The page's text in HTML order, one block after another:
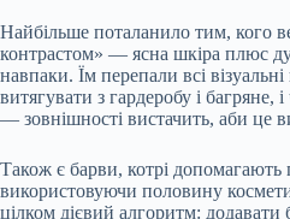
Найбільше поталанило тим, кого
контрастом» — ясна шкіра плюс
навпаки. Їм перепали всі
витягувати з гардеробу і багряне,
— зовнішності вистачить, аби це
Також є барви, котрі допомагають
використовуючи половину
цілком дієвий алгоритм: додавати